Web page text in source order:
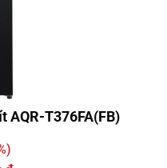
AQR-T376FA(FB)